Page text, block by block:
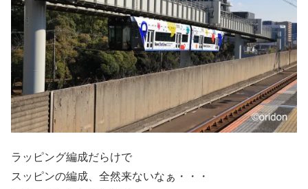
ラッピング編成だらけで
スッピンの編成、全然来ないなぁ・・・